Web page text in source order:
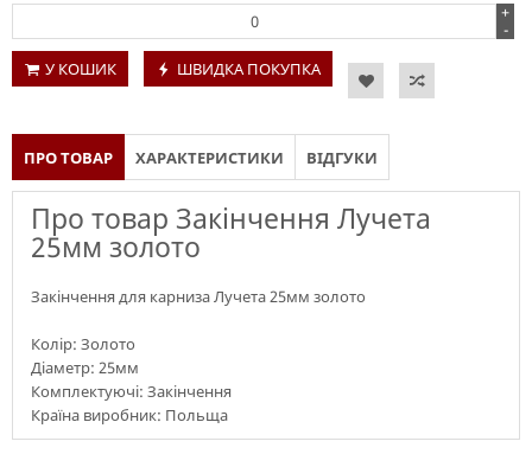
+
-
У КОШИК
ШВИДКА ПОКУПКА
ПРО ТОВАР ХАРАКТЕРИСТИКИ ВІДГУКИ
Про товар Закінчення Лучета
25мм золото
Закінчення для карниза Лучета 25мм золото
Колір: Золото
Діаметр: 25мм
Комплектуючі: Закінчення
Країна виробник: Польща